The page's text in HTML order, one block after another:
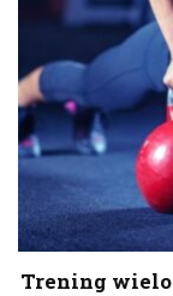
Trening